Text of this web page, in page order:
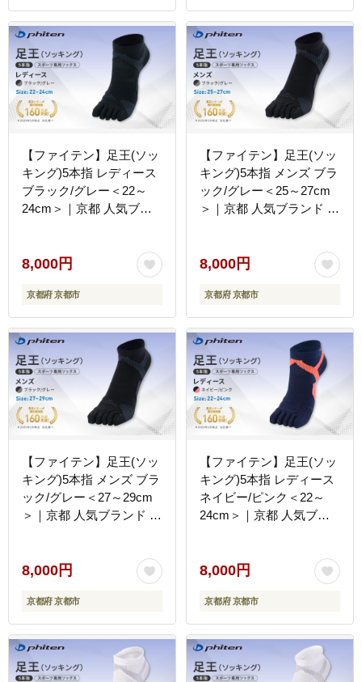
【ファイテン】足王(ソッ
キング)5本指 レディース
ブラック/グレー＜22～
24cm＞｜京都 人気ブラ
5本指 スポーツ靴下 滑り
止め ソックス テニスソッ
クス バレーソックス ラン
ニング 女性用 ギフト プ
レゼント 人気 おすすめ
健康 スポーツ 運動 お取
り寄せ 通販 送料無料 ふ
るさと納税 ］
8,000円
京都府 京都市
【ファイテン】足王(ソッ
キング)5本指 メンズ ブラ
ック/グレー＜25～27cm
＞｜京都 人気ブランド ソ
ーツ靴下 滑り止め ソック
ス テニスソックス バレー
ソックス ランニング 男性
用 ギフト プレゼント 人
気 おすすめ 健康 スポー
ツ 運動 お取り寄せ 通販
送料無料 ふるさと納税 ］
8,000円
京都府 京都市
【ファイテン】足王(ソッ
キング)5本指 メンズ ブラ
ック/グレー＜27～29cm
＞｜京都 人気ブランド ソ
ーツ靴下 滑り止め ソック
ス テニスソックス バレー
ソックス ランニング 男性
用 ギフト プレゼント 人
気 おすすめ 健康 スポー
ツ 運動 お取り寄せ 通販
送料無料 ふるさと納税 ］
8,000円
京都府 京都市
【ファイテン】足王(ソッ
キング)5本指 レディース
ネイビー/ピンク＜22～
24cm＞｜京都 人気ブラ
5本指 スポーツ靴下 滑り
止め ソックス テニスソッ
クス バレーソックス ラン
ニング 女性用 ギフト プ
レゼント 人気 おすすめ
健康 スポーツ 運動 お取
り寄せ 通販 送料無料 ふ
8,000円
京都府 京都市